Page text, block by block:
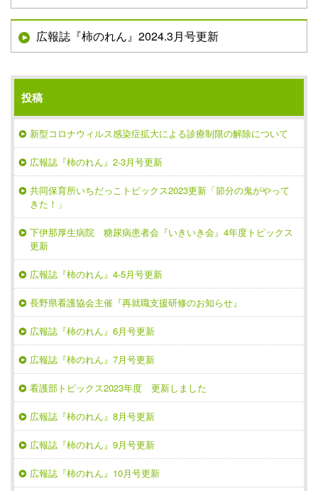
広報誌『柿のれん』2024.3月号更新
投稿
新型コロナウィルス感染症拡大による診療制限の解除について
広報誌『柿のれん』2-3月号更新
共同保育所いちだっこトピックス2023更新「節分の鬼がやって
きた！」
下伊那厚生病院 糖尿病患者会『いきいき会』4年度トピックス
更新
広報誌『柿のれん』4-5月号更新
長野県看護協会主催『再就職支援研修のお知らせ』
広報誌『柿のれん』6月号更新
広報誌『柿のれん』7月号更新
看護部トピックス2023年度 更新しました
広報誌『柿のれん』8月号更新
広報誌『柿のれん』9月号更新
広報誌『柿のれん』10月号更新